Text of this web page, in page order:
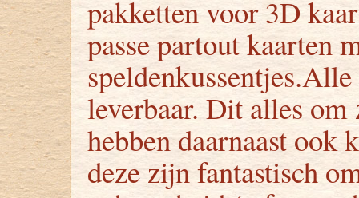
pakketten voor 3D
passe partout kaarten
leverbaar. Dit alles om
hebben daarnaast ook
deze zijn fantastisch